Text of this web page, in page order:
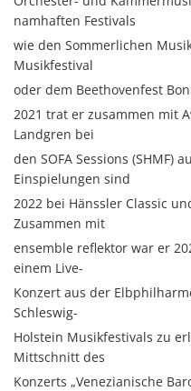
namhaften Festivals
wie den Sommerlichen
Musikfestival
oder dem Beethovenfest
2021 trat er zusammen mit
Landgren bei
den SOFA Sessions (SHMF)
Einspielungen sind
2022 bei Hänssler Classic
Zusammen mit
ensemble reflektor war er
einem Live-
Konzert aus der
Schleswig-
Holstein Musikfestivals zu
Mittschnitt des
Konzerts „Venezianische